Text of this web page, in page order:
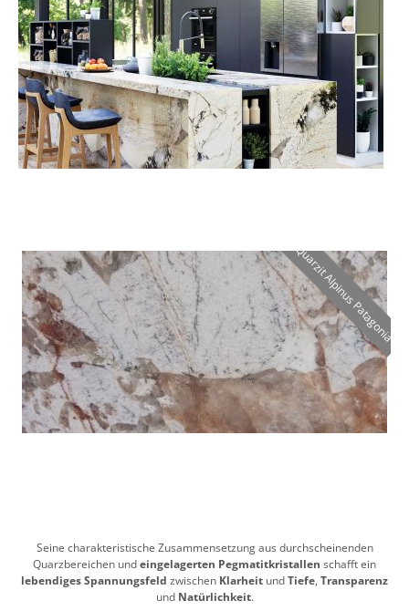
Quarzit Alpinus Patagonia
Seine charakteristische Zusammensetzung aus durchscheinenden
Quarzbereichen undeingelagerten Pegmatitkristallen schafft ein
lebendiges Spannungsfeld zwischen Klarheit undTiefe, Transparenz
und Natürlichkeit.